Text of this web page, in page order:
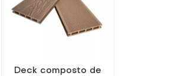
Deck composto de